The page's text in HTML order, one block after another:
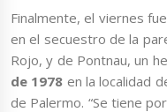
Finalmente, el viernes
en el secuestro de la
Rojo, y de Pontnau, un
de 1978 en la localidad
de Palermo. “Se tiene